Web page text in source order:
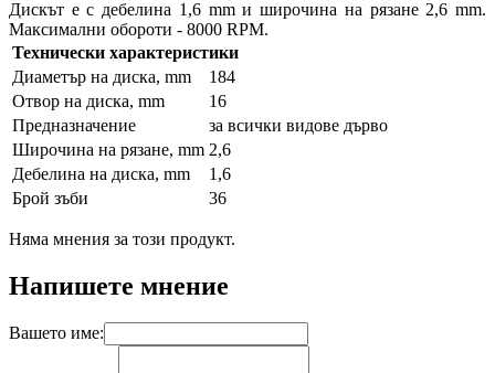
Дискът е с дебелина 1,6 mm и широчина на рязане 2,6 mm.
Максимални обороти - 8000 RPM.
Технически характеристики
Диаметър на диска, mm
184
Отвор на диска, mm
16
Предназначение
за всички видове дърво
Широчина на рязане, mm 2,6
Дебелина на диска, mm
1,6
Брой зъби
36
Няма мнения за този продукт.
Напишете мнение
Вашето име: